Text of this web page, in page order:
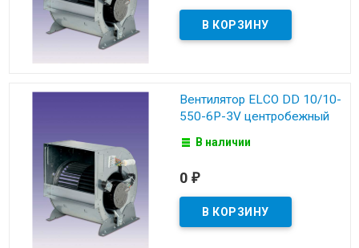
Вентилятор ELCO DD 10/10-
550-6P-3V центробежный
В наличии
0 ₽